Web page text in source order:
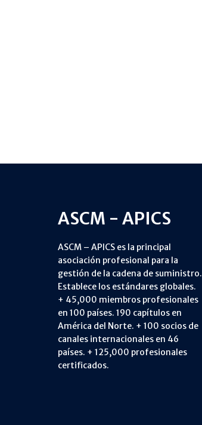
ASCM - APICS
ASCM – APICS es la principal
asociación profesional para la
gestión de la cadena de suministro.
Establece los estándares globales.
+ 45,000 miembros profesionales
en 100 países. 190 capítulos en
América del Norte. + 100 socios de
canales internacionales en 46
países. + 125,000 profesionales
certificados.